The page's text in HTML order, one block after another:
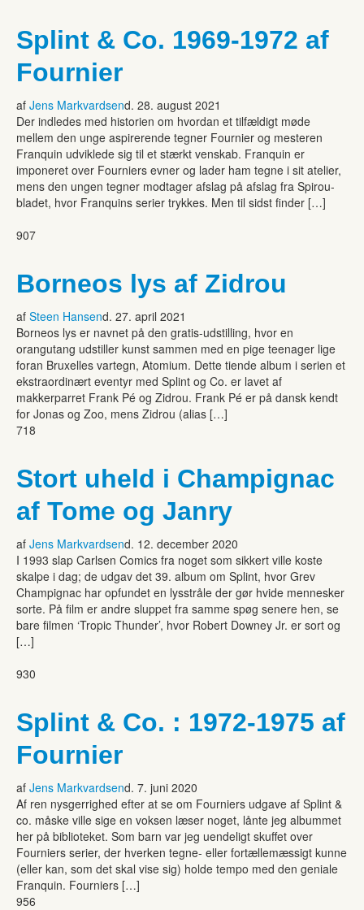
Splint & Co. 1969-1972 af
Fournier
af Jens Markvardsend. 28. august 2021
Der indledes med historien om hvordan et tilfældigt møde
mellem den unge aspirerende tegner Fournier og mesteren
Franquin udviklede sig til et stærkt venskab. Franquin er
imponeret over Fourniers evner og lader ham tegne i sit atelier,
mens den ungen tegner modtager afslag på afslag fra Spirou-
bladet, hvor Franquins serier trykkes. Men til sidst finder […]
907
Borneos lys af Zidrou
af Steen Hansend. 27. april 2021
Borneos lys er navnet på den gratis-udstilling, hvor en
orangutang udstiller kunst sammen med en pige teenager lige
foran Bruxelles vartegn, Atomium. Dette tiende album i serien et
ekstraordinært eventyr med Splint og Co. er lavet af
makkerparret Frank Pé og Zidrou. Frank Pé er på dansk kendt
for Jonas og Zoo, mens Zidrou (alias […]
718
Stort uheld i Champignac
af Tome og Janry
af Jens Markvardsend. 12. december 2020
I 1993 slap Carlsen Comics fra noget som sikkert ville koste
skalpe i dag; de udgav det 39. album om Splint, hvor Grev
Champignac har opfundet en lysstråle der gør hvide mennesker
sorte. På film er andre sluppet fra samme spøg senere hen, se
bare filmen ‘Tropic Thunder’, hvor Robert Downey Jr. er sort og
[…]
930
Splint & Co. : 1972-1975 af
Fournier
af Jens Markvardsend. 7. juni 2020
Af ren nysgerrighed efter at se om Fourniers udgave af Splint &
co. måske ville sige en voksen læser noget, lånte jeg albummet
her på biblioteket. Som barn var jeg uendeligt skuffet over
Fourniers serier, der hverken tegne- eller fortællemæssigt kunne
(eller kan, som det skal vise sig) holde tempo med den geniale
Franquin. Fourniers […]
956